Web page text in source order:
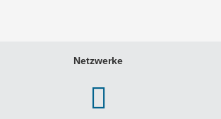
Netzwerke